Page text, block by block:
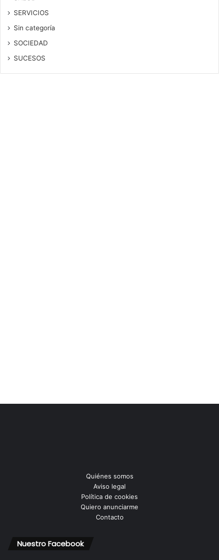
SERVICIOS
Sin categoría
SOCIEDAD
SUCESOS
Quiénes somos
Aviso legal
Política de cookies
Quiero anunciarme
Contacto
Nuestro Facebook